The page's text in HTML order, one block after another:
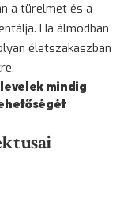
a türelmet és a
Ha álmodban
életszakaszban
mindig